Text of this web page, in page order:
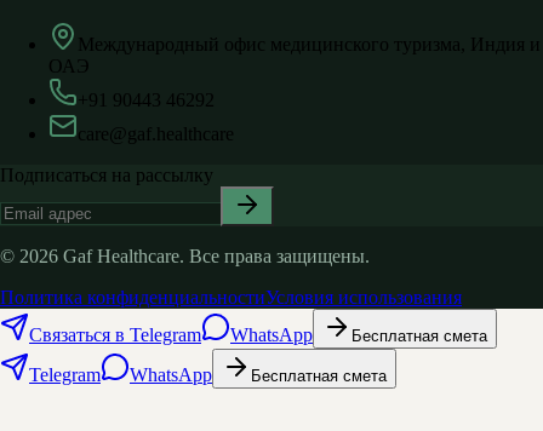
Международный офис медицинского туризма, Индия и
ОАЭ
+91 90443 46292
care@gaf.healthcare
Подписаться на рассылку
© 2026 Gaf Healthcare. Все права защищены.
Политика конфиденциальностиУсловия использования
Связаться в Telegram
WhatsApp Бесплатная смета
Telegram WhatsApp Бесплатная смета